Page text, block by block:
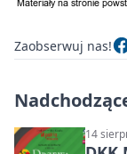
Zaobserwuj nas!
14